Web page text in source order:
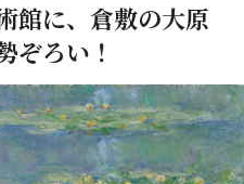
館に、倉敷の大原
ぞろい！